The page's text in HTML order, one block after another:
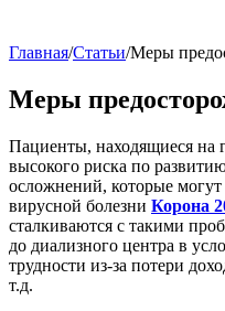
Главная/Статьи/Меры
Меры
Пациенты, находящиеся на
высокого риска по
осложнений, которые могут
вирусной болезни Корона
сталкиваются с такими
до диализного центра в
трудности из-за потери
т.д.